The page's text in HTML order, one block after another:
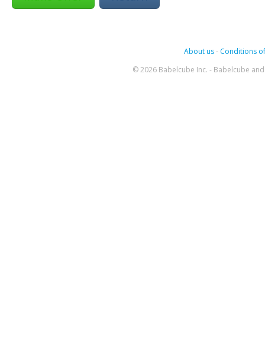
About us- Conditions
© 2026 Babelcube Inc. - Babelcube